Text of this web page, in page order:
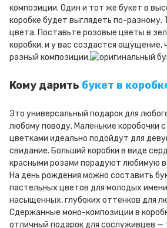
композиции. Один и тот же букет в
коробке будет выглядеть по-разному.
цвета. Поставьте розовые цветы в
коробки, и у вас создастся ощущение,
разный композиции.
Кому дарить букет в
Это универсальный подарок для
любому поводу. Маленькие коробочки
цветками идеально подойдут для
свидание. Больший коробки в виде
красными розами порадуют любимую
На день рождения можно составить
пастельных цветов для молодых
насыщенных, глубоких оттенков для
Сдержанные моно-композиции в
отличный подарок для сослуживцев —